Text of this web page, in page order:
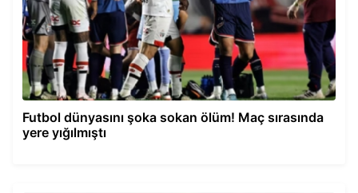
Futbol dünyasını şoka sokan ölüm! Maç sırasında
yere yığılmıştı